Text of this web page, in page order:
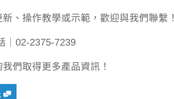
、操作教學或示範，歡迎與我們聯繫！
｜02-2375-7239
我們取得更多產品資訊！